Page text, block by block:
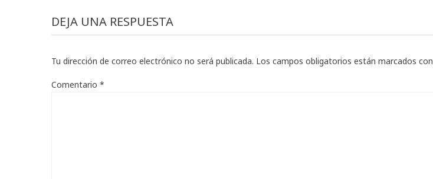
DEJA UNA RESPUESTA
Tu dirección de correo electrónico no será publicada. Los campos obligatorios están marcados con
Comentario *